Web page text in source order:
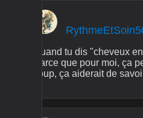
Quand tu dis "cheveux
Parce que pour moi, ça
coup, ça aiderait de